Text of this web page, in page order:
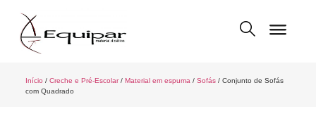
Início / Creche e Pré-Escolar/ Material em espuma / Sofás/ Conjunto de Sofás
com Quadrado